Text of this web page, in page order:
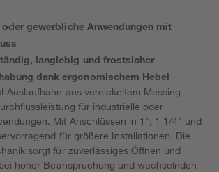
gewerbliche Anwendungen mit
langlebig und frostsicher
dank ergonomischem Hebel
Auslaufhahn aus vernickeltem Messing
für industrielle oder
Mit Anschlüssen in 1", 1 1/4" und
für größere Installationen. Die
sorgt für zuverlässiges Öffnen und
hoher Beanspruchung und wechselnden